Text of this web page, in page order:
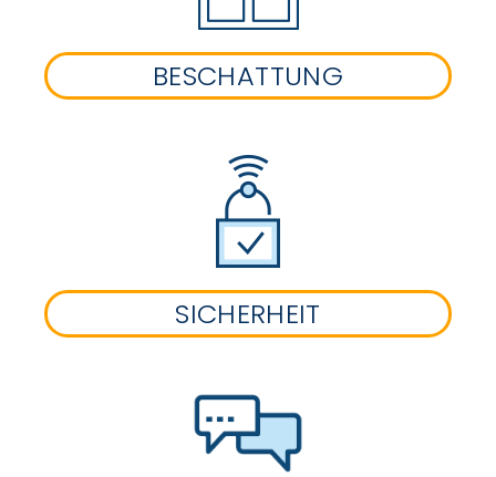
BESCHATTUNG
SICHERHEIT